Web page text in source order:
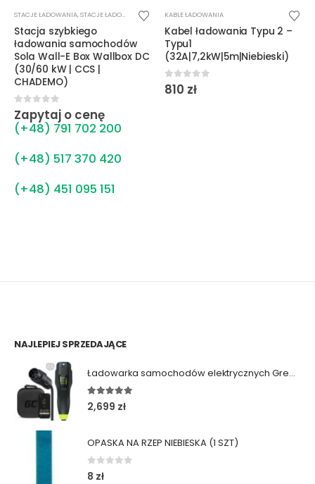
STACJE ŁADOWANIA,STACJE ŁADOWANIA DC
Stacja szybkiego
ładowania samochodów
Sola Wall-E Box Wallbox DC
(30/60 kW | CCS |
CHADEMO)
0 out of 5
Zapytaj o cenę
(+48) 791 702 200
(+48) 517 370 420
(+48) 451 095 151
KABLE ŁADOWANIA
Kabel ładowania Typu 2 –
Typu1
(32A|7,2kW|5m|Niebieski)
0out of 5
810 zł
NAJLEPIEJ SPRZEDAJĄCE
Ładowarka samochodów elektrycznych Green Cell Habu (11kW | Type 2 | 7m)
5.00 out of 5
2,699 zł
OPASKA NA RZEP NIEBIESKA (1 SZT)
0 out of 5
8 zł